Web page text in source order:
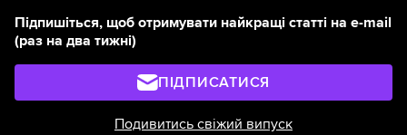
Підпишіться, щоб отримувати найкращі статті на e-mail
(раз на два тижні)
ПІДПИСАТИСЯ
Подивитись свіжий випуск